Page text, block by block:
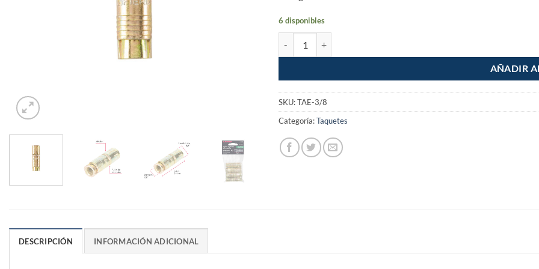
6 disponibles
AÑADIR
SKU:TAE-3/8
Categoría:Taquetes
DESCRIPCIÓN INFORMACIÓN ADICIONAL